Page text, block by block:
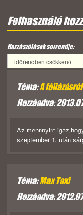
Felhasználó
Hozzászólások sorrendje:
Téma:A
Hozzáadva:
Az mennnyire
szeptember 1. után
Téma:Max Taxi
Hozzáadva: